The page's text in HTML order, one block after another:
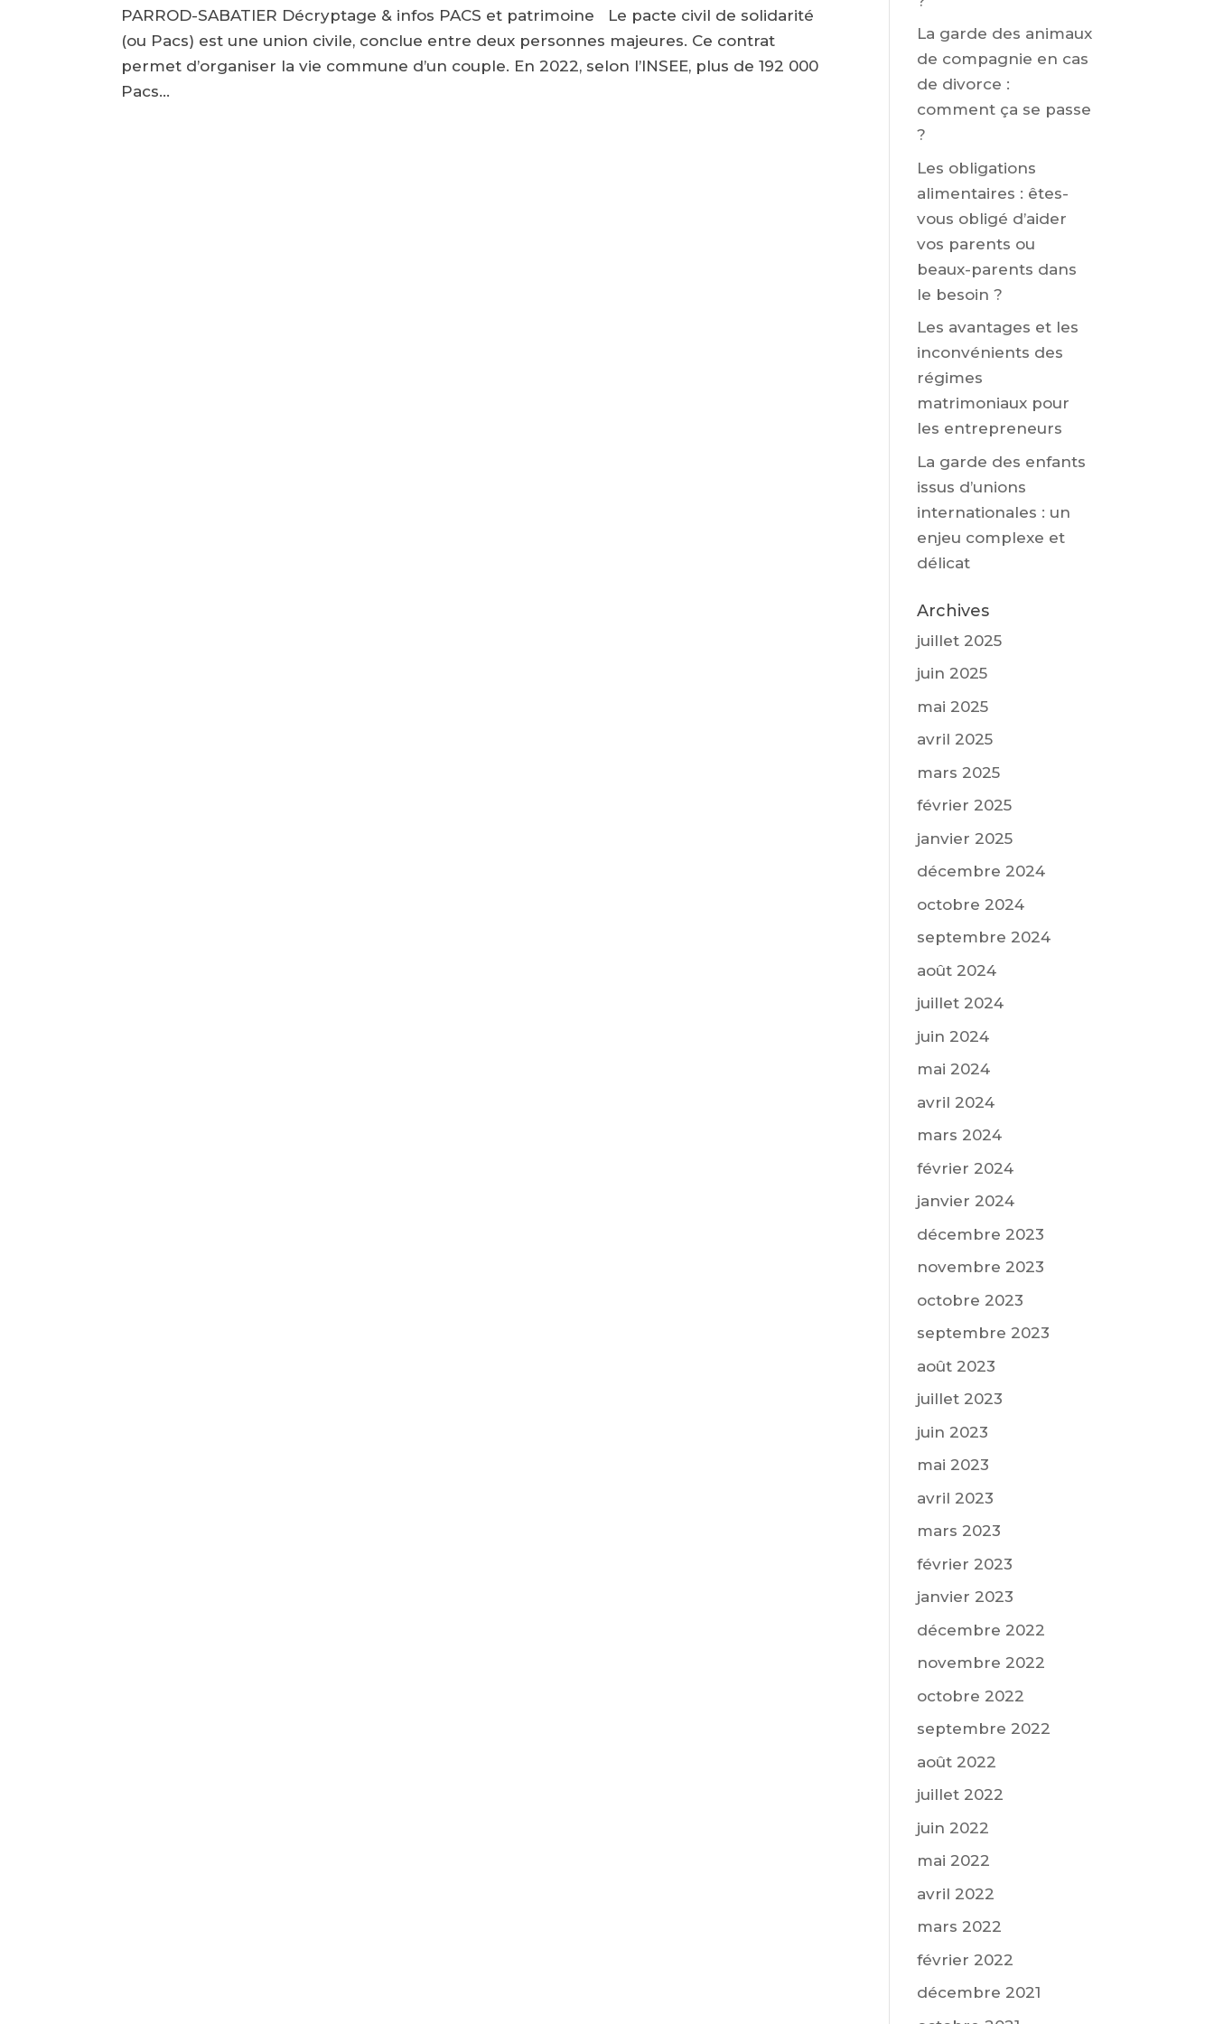
PARROD-SABATIER Décryptage & infos PACS et patrimoine Le pacte civil de solidarité
(ou Pacs) est une union civile, conclue entre deux personnes majeures. Ce contrat
permet d’organiser la vie commune d’un couple. En 2022, selon l’INSEE, plus de 192 000
Pacs...
La garde des animaux
de compagnie en cas
de divorce :
comment ça se passe
?
Les obligations
alimentaires : êtes-
vous obligé d’aider
vos parents ou
beaux-parents dans
le besoin ?
Les avantages et les
inconvénients des
régimes
matrimoniaux pour
les entrepreneurs
La garde des enfants
issus d’unions
internationales : un
enjeu complexe et
délicat
Archives
juillet 2025
juin 2025
mai 2025
avril 2025
mars 2025
février 2025
janvier 2025
décembre 2024
octobre 2024
septembre 2024
août 2024
juillet 2024
juin 2024
mai 2024
avril 2024
mars 2024
février 2024
janvier 2024
décembre 2023
novembre 2023
octobre 2023
septembre 2023
août 2023
juillet 2023
juin 2023
mai 2023
avril 2023
mars 2023
février 2023
janvier 2023
décembre 2022
novembre 2022
octobre 2022
septembre 2022
août 2022
juillet 2022
juin 2022
mai 2022
avril 2022
mars 2022
février 2022
décembre 2021